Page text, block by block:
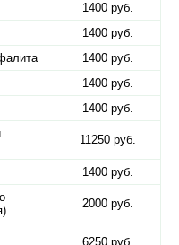
1400 руб.
1400 руб.
1400 руб.
1400 руб.
1400 руб.
11250 руб.
1400 руб.
2000 руб.
6250 руб.